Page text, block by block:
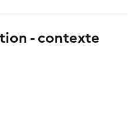
- contexte